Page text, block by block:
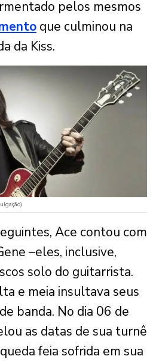
pelos mesmos
que culminou na
da Kiss.
Ace contou com
–eles, inclusive,
solo do guitarrista.
e meia insultava seus
banda. No dia 06 de
as datas de sua turnê
feia sofrida em sua